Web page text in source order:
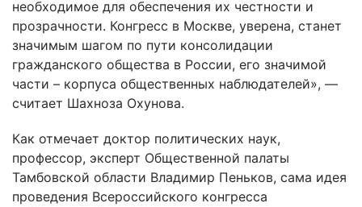
необходимое для обеспечения их честности и
прозрачности. Конгресс в Москве, уверена, станет
значимым шагом по пути консолидации
гражданского общества в России, его значимой
части – корпуса общественных наблюдателей», —
считает Шахноза Охунова.
Как отмечает доктор политических наук,
профессор, эксперт Общественной палаты
Тамбовской области Владимир Пеньков, сама идея
проведения Всероссийского конгресса